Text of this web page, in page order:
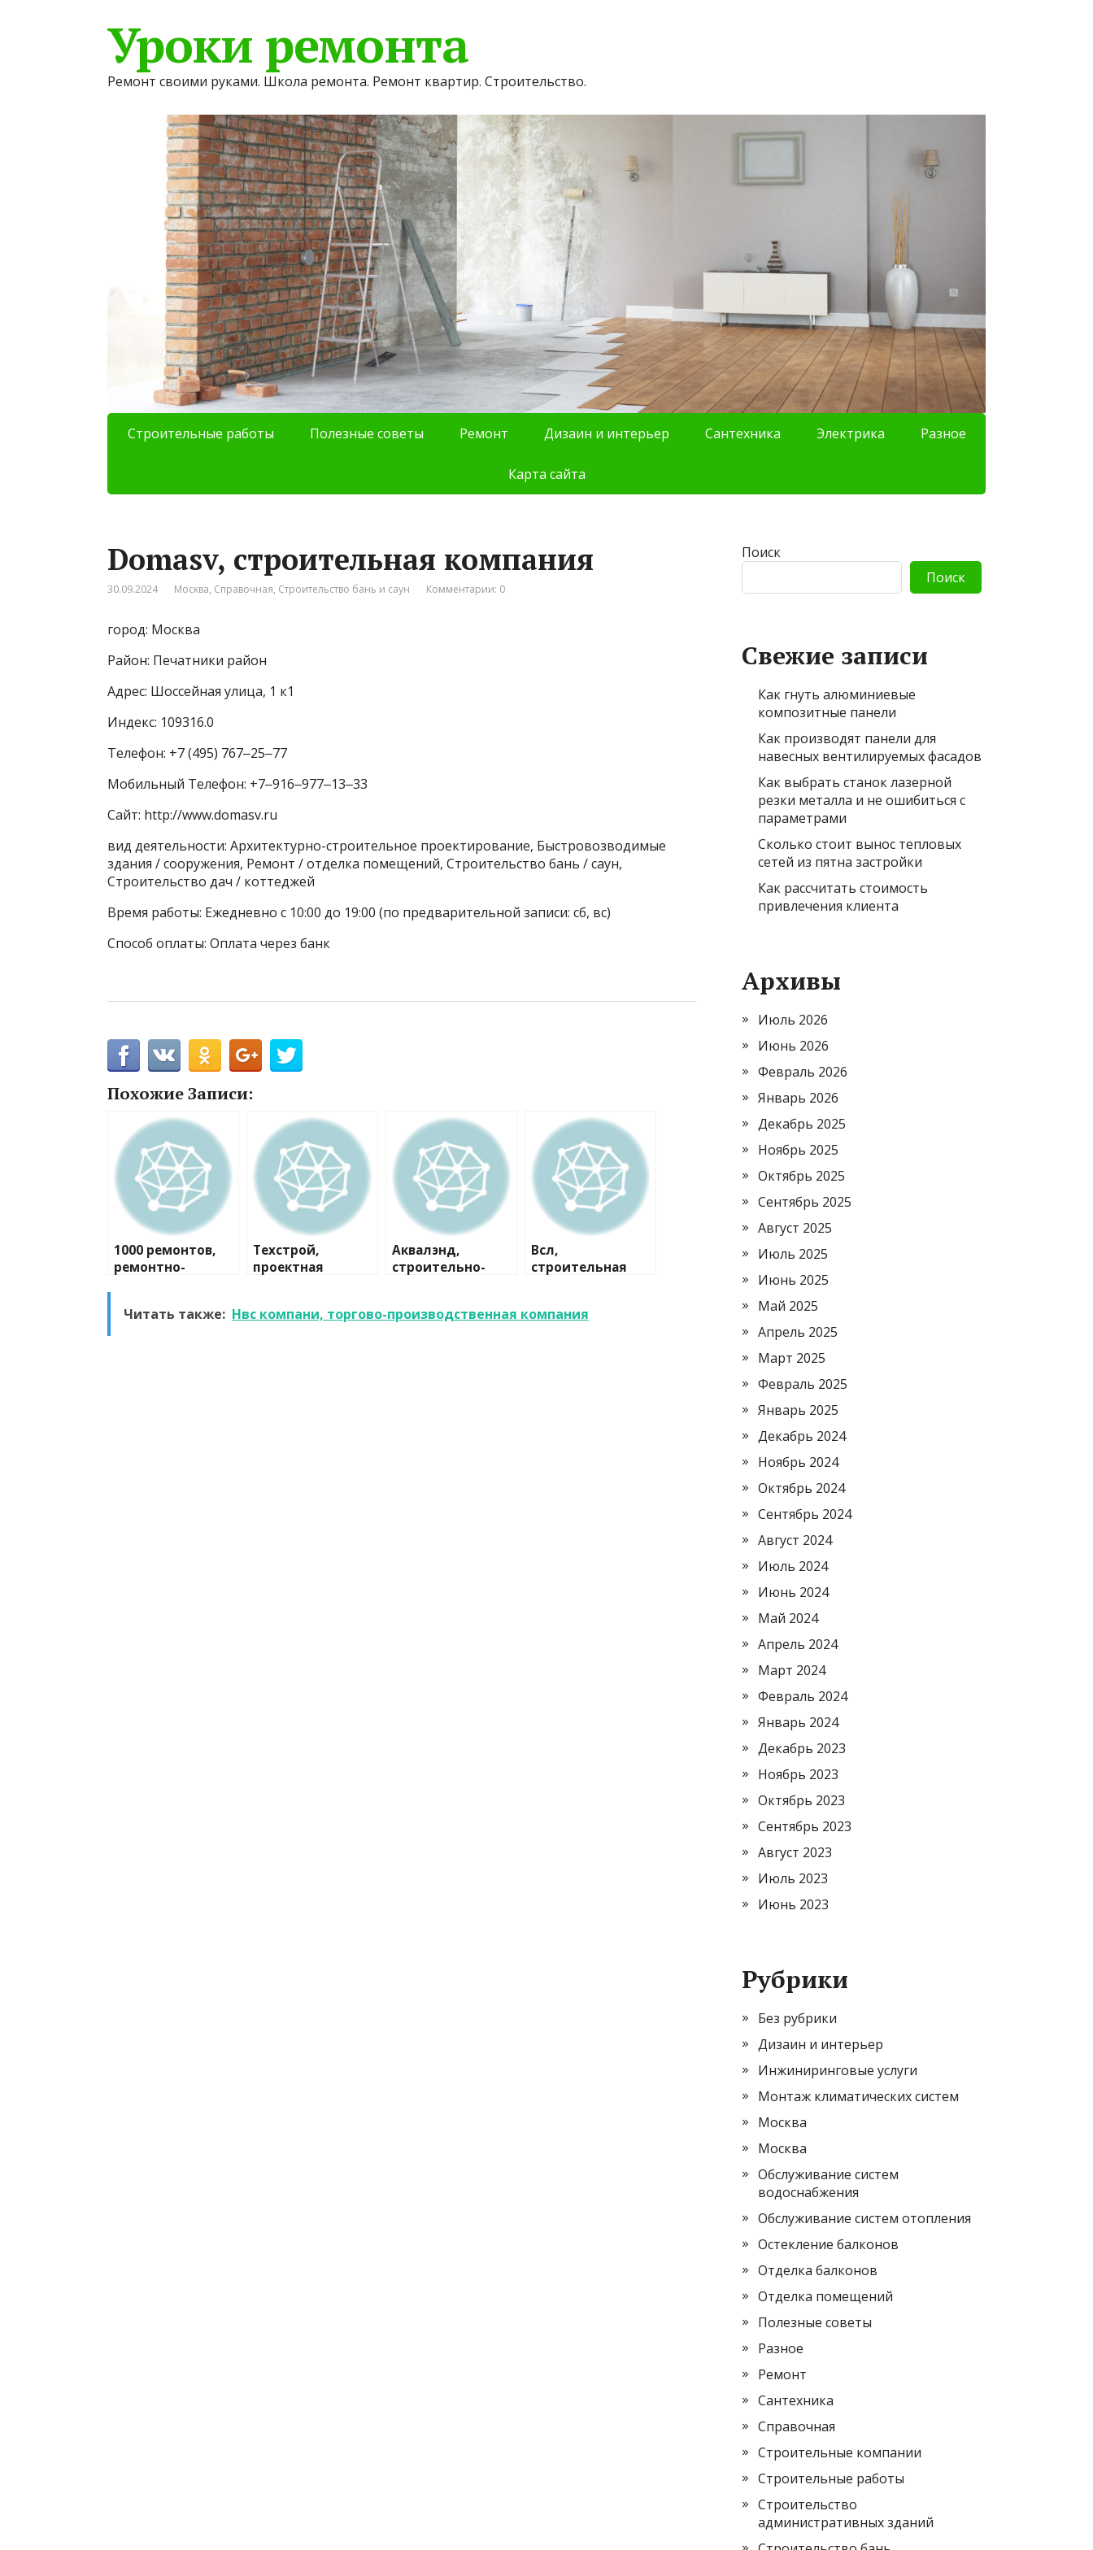
Уроки ремонта
Ремонт своими руками. Школа ремонта. Ремонт квартир. Строительство.
Строительные работы Полезные советы Ремонт Дизаин и интерьер Сантехника Электрика Разное
Карта сайта
Domasv, строительная компания
30.09.2024 Москва, Справочная, Строительство бань и саун Комментарии: 0
город: Москва
Район: Печатники район
Адрес: Шоссейная улица, 1 к1
Индекс: 109316.0
Телефон: +7 (495) 767‒25‒77
Мобильный Телефон: +7‒916‒977‒13‒33
Сайт: http://www.domasv.ru
вид деятельности: Архитектурно-строительное проектирование, Быстровозводимые
здания / сооружения, Ремонт / отделка помещений, Строительство бань / саун,
Строительство дач / коттеджей
Время работы: Ежедневно с 10:00 до 19:00 (по предварительной записи: сб, вс)
Способ оплаты: Оплата через банк
Похожие Записи:
1000 ремонтов,
ремонтно-
Техстрой,
проектная
Аквалэнд,
строительно-
Всл,
строительная
Читать также: Нвс компани, торгово-производственная компания
Поиск
Поиск
Свежие записи
Как гнуть алюминиевые
композитные панели
Как производят панели для
навесных вентилируемых фасадов
Как выбрать станок лазерной
резки металла и не ошибиться с
параметрами
Сколько стоит вынос тепловых
сетей из пятна застройки
Как рассчитать стоимость
привлечения клиента
Архивы
Июль 2026
Июнь 2026
Февраль 2026
Январь 2026
Декабрь 2025
Ноябрь 2025
Октябрь 2025
Сентябрь 2025
Август 2025
Июль 2025
Июнь 2025
Май 2025
Апрель 2025
Март 2025
Февраль 2025
Январь 2025
Декабрь 2024
Ноябрь 2024
Октябрь 2024
Сентябрь 2024
Август 2024
Июль 2024
Июнь 2024
Май 2024
Апрель 2024
Март 2024
Февраль 2024
Январь 2024
Декабрь 2023
Ноябрь 2023
Октябрь 2023
Сентябрь 2023
Август 2023
Июль 2023
Июнь 2023
Рубрики
Без рубрики
Дизаин и интерьер
Инжиниринговые услуги
Монтаж климатических систем
Москва
Москва
Обслуживание систем
водоснабжения
Обслуживание систем отопления
Остекление балконов
Отделка балконов
Отделка помещений
Полезные советы
Разное
Ремонт
Сантехника
Справочная
Строительные компании
Строительные работы
Строительство
административных зданий